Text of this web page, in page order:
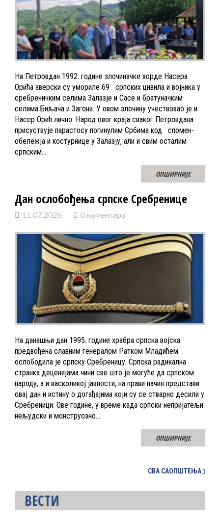
На Петровдан 1992. године злочиначке хорде Насера
Орића зверски су умориле 69 српских цивила и војника у
сребреничким селима Залазје и Сасе и братуначким
селима Биљача и Загони. У овом злочину учествовао је и
Насер Орић лично. Народ овог краја сваког Петровдана
присуствује парастосу погинулим Србима код спомен-
обележја и костурнице у Залазју, али и свим осталим
српским…
ОПШИРНИЈЕ
Дан ослобођења српске Сребренице
11.07.2026. 0 коментара
На данашњи дан 1995. године храбра српска војска
предвођена славним генералом Ратком Младићем
ослободила је српску Сребреницу. Српска радикална
странка деценијама чини све што је могуће да српском
народу, а и васколикој јавности, на прави начин представи
овај дан и истину о догађајима који су се стварно десили у
Сребреници. Ове године, у време када српски непријатељи
нељудски и монструозно…
ОПШИРНИЈЕ
СВА САОПШТЕЊА
ВЕСТИ